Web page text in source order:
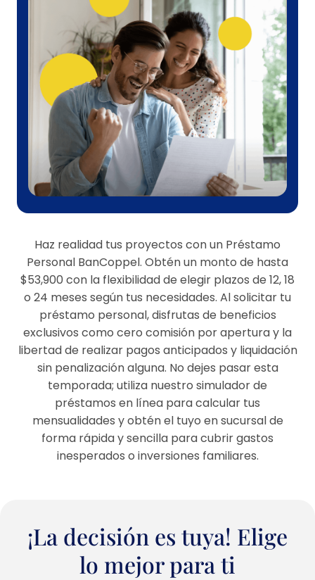
Haz realidad tus proyectos con un Préstamo
Personal BanCoppel. Obtén un monto de hasta
$53,900 con la flexibilidad de elegir plazos de 12, 18
o 24 meses según tus necesidades. Al solicitar tu
préstamo personal, disfrutas de beneficios
exclusivos como cero comisión por apertura y la
libertad de realizar pagos anticipados y liquidación
sin penalización alguna. No dejes pasar esta
temporada; utiliza nuestro simulador de
préstamos en línea para calcular tus
mensualidades y obtén el tuyo en sucursal de
forma rápida y sencilla para cubrir gastos
inesperados o inversiones familiares.
¡La decisión es tuya! Elige
lo mejor para ti